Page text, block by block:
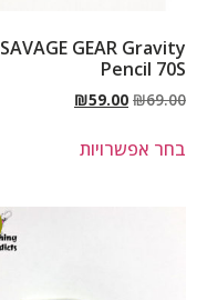
SAVAGE GEAR Gravity
Pencil 70S
₪69.00
₪59.00
בחר אפשרויות